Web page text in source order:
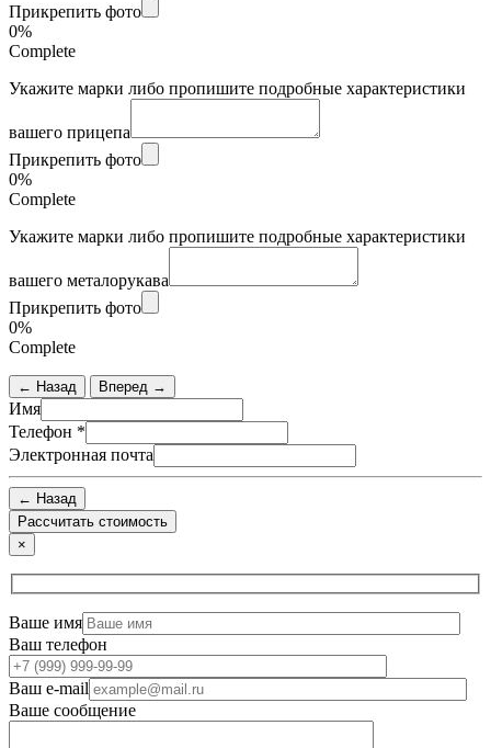
Прикрепить фото
0%
Complete
Укажите марки либо пропишите подробные характеристики
вашего прицепа
Прикрепить фото
0%
Complete
Укажите марки либо пропишите подробные характеристики
вашего металорукава
Прикрепить фото
0%
Complete
← Назад Вперед →
Имя
Телефон *
Электронная почта
← Назад
×
Ваше имя
Ваш телефон
Ваш e-mail
Ваше сообщение